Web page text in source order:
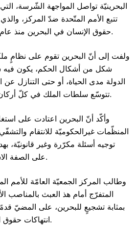
البحرينيّة تواصل المواجهة الشّرسة،
تتبع الأمم المتّحدة ضدّ المركز،
حقوق الإنسان في البحرين منذ عام 2011 – على حدّ تعبيره.
ولفت إلى أنّ البحرين تقوم على نظامٍ
شكل من أشكال الحكم، يكون
الدولة مدى الحياة، أو حتى التنازل
تتوسّع سلطات الملك في كلّ أركان الدولة – على حدّ قوله.
وأكّد أنّ البحرين اعتادت على
المنظّمات غيرالحكوميّة للانتقام
توجيه أسئلة مكرّرة وغير
على الصفة الاستشاريّة- بحسب البيان.
وطالب المركز الجمعيّة العامّة للأمم
المتفرّج أمام هذ العبث بالمناصب
بمثابة تشجيعٍ للبحرين، على المضيّ
انتهاكات حقوق الإنسان – بحسب تعبيره.